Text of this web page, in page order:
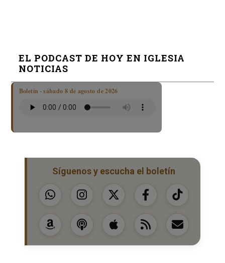
EL PODCAST DE HOY EN IGLESIA
NOTICIAS
Boletín · sábado 8 de agosto de 2026
Síguenos y escucha el boletín